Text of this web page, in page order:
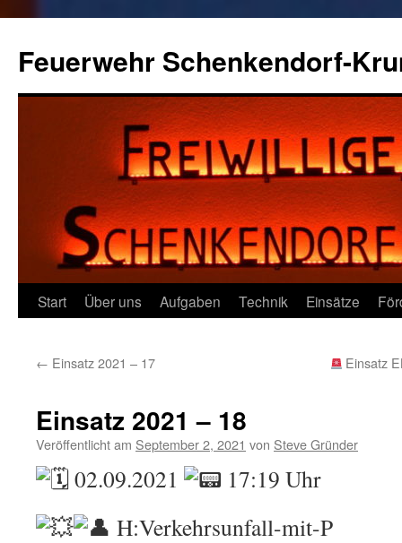
springen
Feuerwehr Schenkendorf-
Start Über uns Aufgaben Technik Einsätze
← Einsatz 2021 – 17 Einsatz
Einsatz 2021 – 18
Veröffentlicht am September 2, 2021 von Steve Gründer
02.09.2021
17:19 Uhr
H:Verkehrsunfall-mit-P